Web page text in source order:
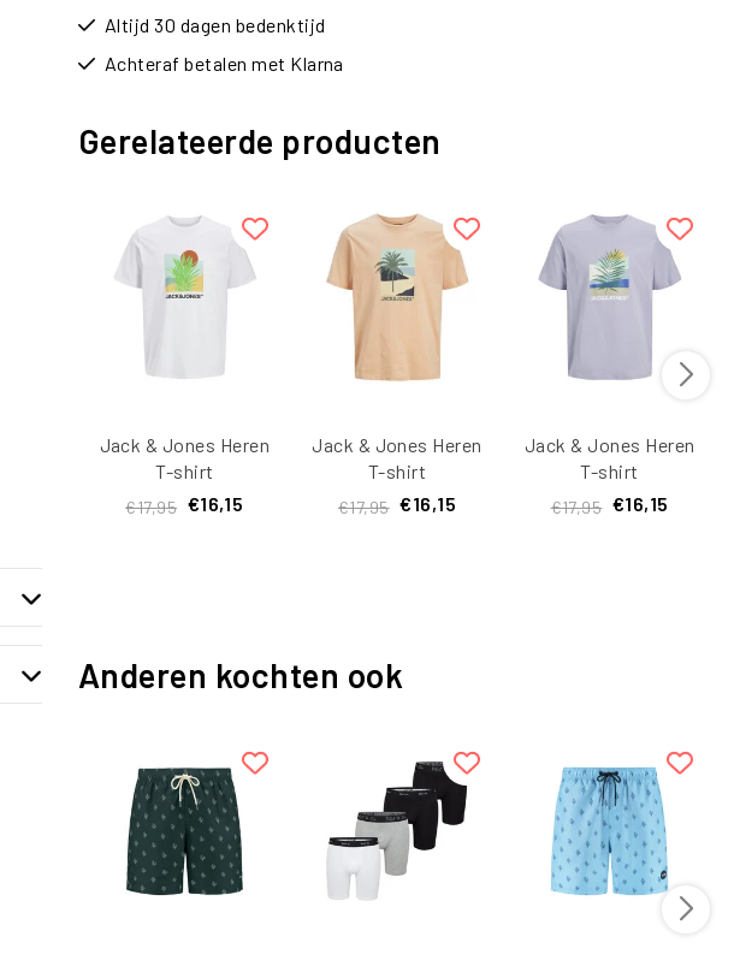
Altijd 30 dagen bedenktijd
Achteraf betalen met Klarna
Gerelateerde producten
Jack & Jones Heren
T-shirt
JJBARBADOS
€17,95 €16,15
Jack & Jones Heren
T-shirt
JJBARBADOS
€17,95 €16,15
Jack & Jones Heren
T-shirt
JJBARBADOS
€17,95 €16,15
Anderen kochten ook